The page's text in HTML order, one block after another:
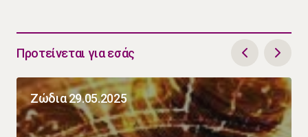
Προτείνεται για εσάς
Ζώδια 29.05.2025